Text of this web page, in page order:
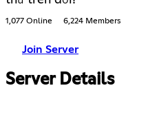
1,077 Online 6,224 Members
Join Server
Server Details